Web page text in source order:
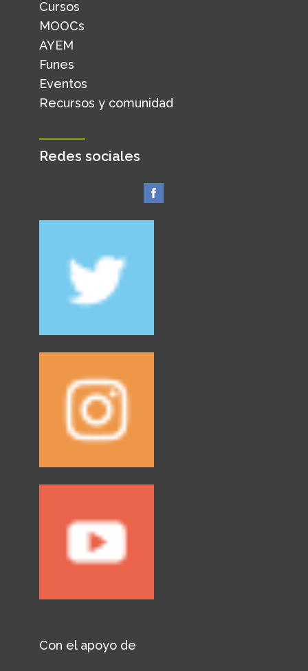
Cursos
MOOCs
AYEM
Funes
Eventos
Recursos y comunidad
Redes sociales
Con el apoyo de